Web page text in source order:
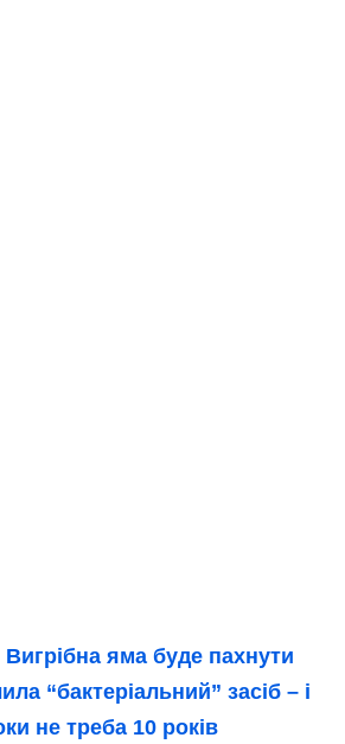
Вигрібна яма буде пахнути
“бактеріальний” засіб – і
не треба 10 років